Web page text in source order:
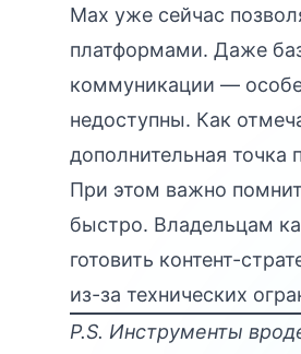
Max уже сейчас
платформами. Даже
коммуникации —
недоступны. Как
дополнительная точка
При этом важно
быстро. Владельцам
готовить контент-
из-за технических
P.S. Инструменты